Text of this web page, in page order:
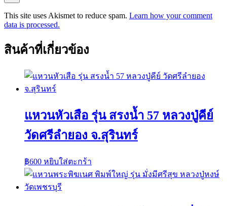
This site uses Akismet to reduce spam. Learn how your comment
data is processed.
สินค้าที่เกี่ยวข้อง
แหวนหัวเสือ รุ่น สรงน้ำ 57 หลวงปู่คีย์
วัดศรีลำยอง จ.สุรินทร์
฿600 หยิบใส่ตะกร้า